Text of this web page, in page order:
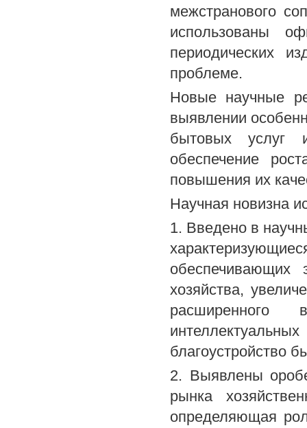
межстранового
использованы
периодических
проблеме.
Новые научные
выявлении
бытовых услуг
обеспечение
повышения их
Научная новизна
1. Введено в
обеспечивающих
хозяйства,
расширенного
благоустройство
2. Выявлены
рынка
определяющая